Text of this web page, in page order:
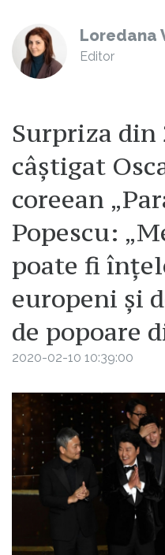
Loredana
Editor
Surpriza din
câștigat
coreean
Popescu:
poate fi
europeni și
de popoare
2020-02-10 10:39:00